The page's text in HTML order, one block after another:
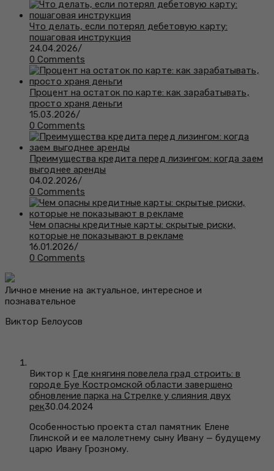
Что делать, если потерял дебетовую карту:
пошаговая инструкция
24.04.2026/
0 Comments
Процент на остаток по карте: как зарабатывать,
просто храня деньги
15.03.2026/
0 Comments
Преимущества кредита перед лизингом: когда заем
выгоднее аренды
04.02.2026/
0 Comments
Чем опасны кредитные карты: скрытые риски,
которые не показывают в рекламе
16.01.2026/
0 Comments
Личное мнение на актуальное, интересное и
познавательное
Виктор Белоусов
Виктор к Где княгиня повелела град строить: в
городе Буе Костромской области завершено
обновление парка на Стрелке у слияния двух
рек30.04.2024
Особенностью проекта стал памятник Елене
Глинской и ее малолетнему сыну Ивану — будущему
царю Ивану Грозному.